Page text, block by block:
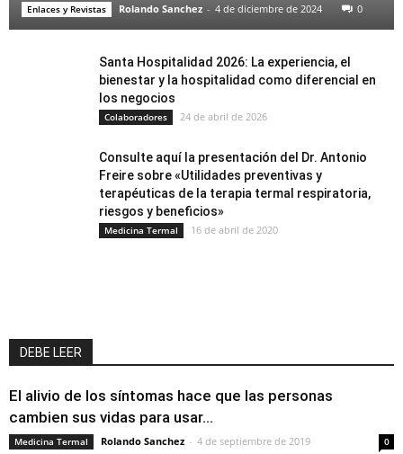
Enlaces y Revistas Rolando Sanchez - 4 de diciembre de 2024 0
Santa Hospitalidad 2026: La experiencia, el
bienestar y la hospitalidad como diferencial en
los negocios
Colaboradores 24 de abril de 2026
Consulte aquí la presentación del Dr. Antonio
Freire sobre «Utilidades preventivas y
terapéuticas de la terapia termal respiratoria,
riesgos y beneficios»
Medicina Termal 16 de abril de 2020
DEBE LEER
El alivio de los síntomas hace que las personas
cambien sus vidas para usar...
Medicina Termal Rolando Sanchez - 4 de septiembre de 2019 0